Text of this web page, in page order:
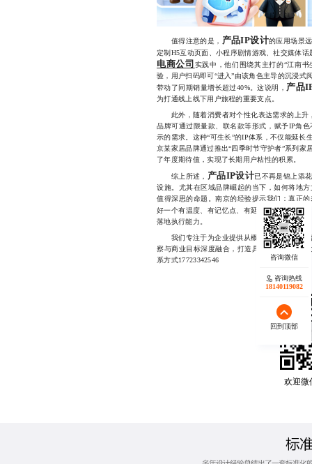
值得注意的是， 产品IP设计的应用场景
定制H5互动页面、小程序剧情游戏、社交媒体
电商公司 实践中，他们围绕其主打的“江南
验，用户扫码即可“进入”由该角色主导的沉浸
带动了同期销量增长超过40%。这说明， 产品
为打通线上线下用户旅程的重要支点。
此外，随着消费者对个性化表达需求的上升
品牌可通过限量款、联名款等形式，赋予IP角
示的需求。这种“可生长”的IP体系，不仅能延长
京某家居品牌通过推出“四季时节守护者”系列
了年度期待值，实现了长期用户粘性的积累。
综上所述， 产品IP设计已不再是锦上添
设施。尤其在区域品牌崛起的当下，如何将地
值得深思的命题。南京的经验提示我们：真正
好一个有温度、有记忆点、有延续性的品牌故
落地执行能力。
我们专注于为企业提供从概念孵化到全链路
察与商业目标深度融合，打造具备传播力与转
系方式17723342546
欢迎微
咨询热线
18140119082
回到顶部